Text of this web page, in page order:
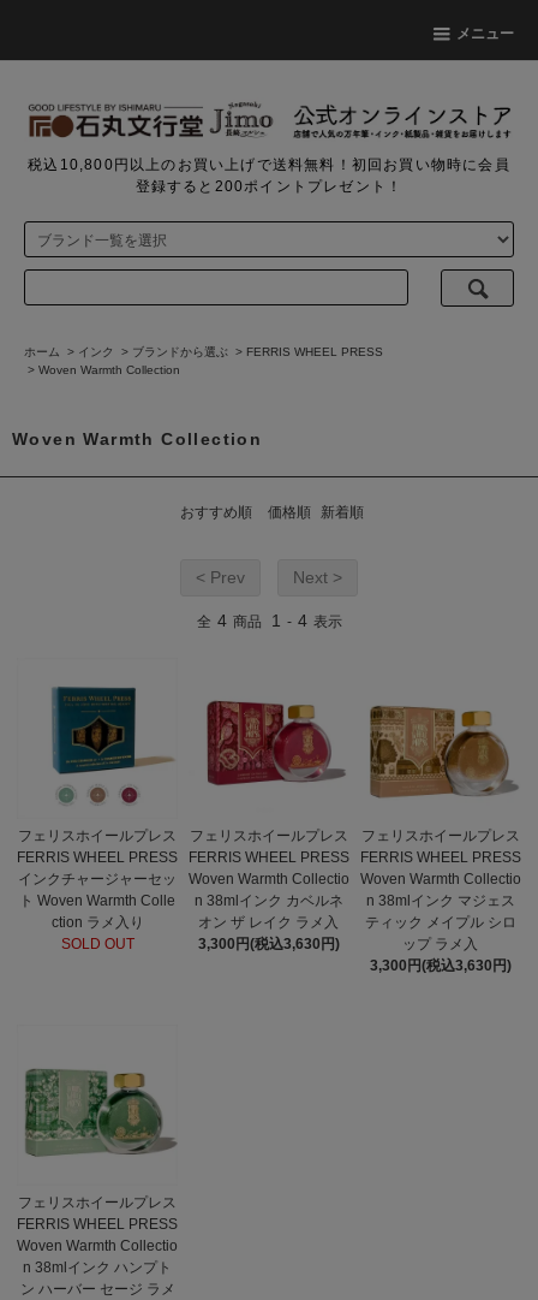
メニュー
税込10,800円以上のお買い上げで送料無料！初回お買い物時に会員
登録すると200ポイントプレゼント！
ホーム > インク > ブランドから選ぶ > FERRIS WHEEL PRESS
> Woven Warmth Collection
Woven Warmth Collection
おすすめ順 価格順 新着順
< Prev Next >
全 4 商品 1 - 4 表示
フェリスホイールプレス
FERRIS WHEEL PRESS
インクチャージャーセッ
ト Woven Warmth Colle
ction ラメ入り
SOLD OUT
フェリスホイールプレス
FERRIS WHEEL PRESS
Woven Warmth Collectio
n 38mlインク カベルネ
オン ザ レイク ラメ入
3,300円(税込3,630円)
フェリスホイールプレス
FERRIS WHEEL PRESS
Woven Warmth Collectio
n 38mlインク マジェス
ティック メイプル シロ
ップ ラメ入
3,300円(税込3,630円)
フェリスホイールプレス
FERRIS WHEEL PRESS
Woven Warmth Collectio
n 38mlインク ハンプト
ン ハーバー セージ ラメ